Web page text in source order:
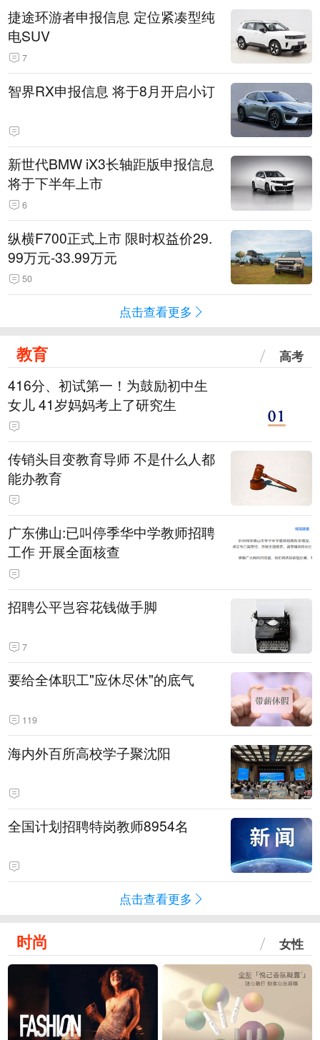
捷途环游者申报信息 定位紧凑型纯
电SUV
7
智界RX申报信息 将于8月开启小订
新世代BMW iX3长轴距版申报信息
将于下半年上市
6
纵横F700正式上市 限时权益价29.
99万元-33.99万元
50
点击查看更多
教育 高考
416分、初试第一！为鼓励初中生
女儿 41岁妈妈考上了研究生
传销头目变教育导师 不是什么人都
能办教育
广东佛山:已叫停季华中学教师招聘
工作 开展全面核查
招聘公平岂容花钱做手脚
7
要给全体职工"应休尽休"的底气
119
海内外百所高校学子聚沈阳
全国计划招聘特岗教师8954名
点击查看更多
时尚 女性